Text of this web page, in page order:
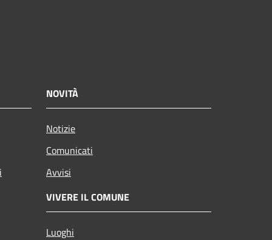
NOVITÀ
Notizie
Comunicati
Avvisi
VIVERE IL COMUNE
Luoghi